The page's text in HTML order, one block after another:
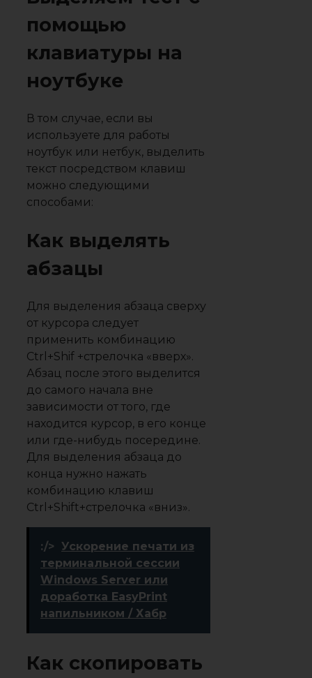
помощью
клавиатуры на
ноутбуке
В том случае, если вы
используете для работы
ноутбук или нетбук, выделить
текст посредством клавиш
можно следующими
способами:
Как выделять
абзацы
Для выделения абзаца сверху
от курсора следует
применить комбинацию
Ctrl+Shif +стрелочка «вверх».
Абзац после этого выделится
до самого начала вне
зависимости от того, где
находится курсор, в его конце
или где-нибудь посередине.
Для выделения абзаца до
конца нужно нажать
комбинацию клавиш
Ctrl+Shift+стрелочка «вниз».
:/> Ускорение печати из
терминальной сессии
Windows Server или
доработка EasyPrint
напильником / Хабр
Как скопировать